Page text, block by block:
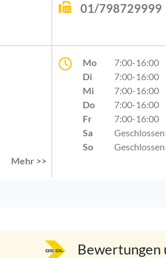
01/798729999
Mehr >>
Mo
7:00-16:00
Di
7:00-16:00
Mi
7:00-16:00
Do
7:00-16:00
Fr
7:00-16:00
Sa
Geschlossen
So
Geschlossen
Bewertungen